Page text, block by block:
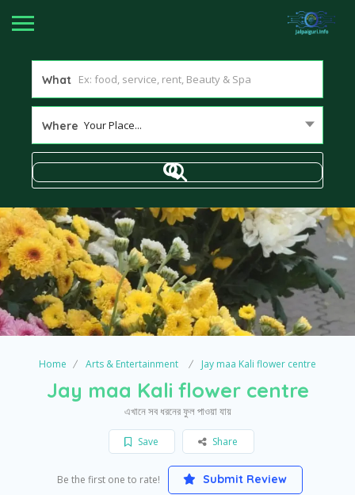
What
Where Your Place...
Home Arts & Entertainment Jay maa Kali flower centre
Jay maa Kali flower centre
এখানে সব ধরনের ফুল পাওয়া যায়
Save Share
Be the first one to rate! Submit Review